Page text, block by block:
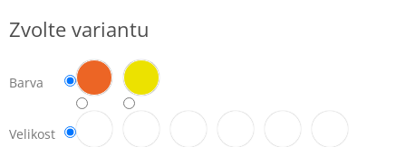
cena:
Zvolte variantu
Barva
Velikost